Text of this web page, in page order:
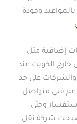
وجودة
إضافية مثل
خارج الكويت عند
والشركات على حد
فني متواصل
وحتى
أصبحت شركة نقل